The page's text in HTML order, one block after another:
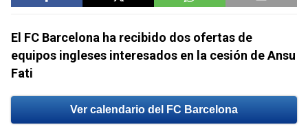
El FC Barcelona ha recibido dos ofertas de
equipos ingleses interesados en la cesión de Ansu
Fati
Ver calendario del FC Barcelona